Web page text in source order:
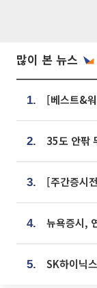
많이 본 뉴스
1.
2.
3.
4.
5.